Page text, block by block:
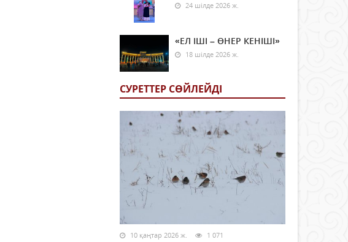
24 шілде 2026 ж.
«ЕЛ ІШІ – ӨНЕР КЕНІШІ»
18 шілде 2026 ж.
СУРЕТТЕР СӨЙЛЕЙДI
10 қаңтар 2026 ж. 1 071